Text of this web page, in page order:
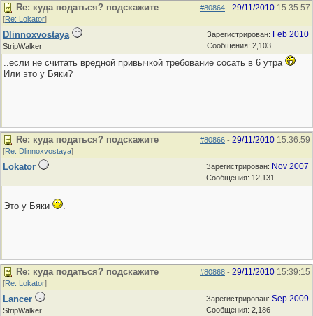
#80864 - 29/11/2010 15:35:57
Re: куда податься? подскажите
[Re: Lokator]
Зарегистрирован: Feb 2010
Сообщения: 2,103
Dlinnoxvostaya
StripWalker
..если не считать вредной привычкой требование сосать в 6 утра
Или это у Бяки?
#80866 - 29/11/2010 15:36:59
Re: куда податься? подскажите
[Re: Dlinnoxvostaya]
Зарегистрирован: Nov 2007
Сообщения: 12,131
Lokator
Это у Бяки .
#80868 - 29/11/2010 15:39:15
Re: куда податься? подскажите
[Re: Lokator]
Зарегистрирован: Sep 2009
Сообщения: 2,186
Lancer
StripWalker